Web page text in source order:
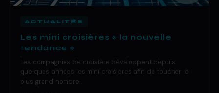
ACTUALITÉS
Les mini croisières « la nouvelle
tendance »
Les compagnies de croisière développent depuis
quelques années les mini croisières afin de toucher le
plus grand nombre…